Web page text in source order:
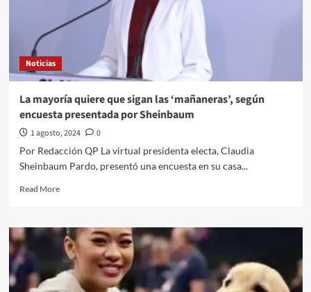
AMLO
“modificaciones
sustanciales”
socavaría
independencia
de
la
Noticias
La mayoría quiere que sigan las ‘mañaneras’, según
encuesta presentada por Sheinbaum
1 agosto, 2024
0
Por Redacción QP La virtual presidenta electa, Claudia
Sheinbaum Pardo, presentó una encuesta en su casa...
Read MoreRead
La
mayoría
quiere
que
sigan